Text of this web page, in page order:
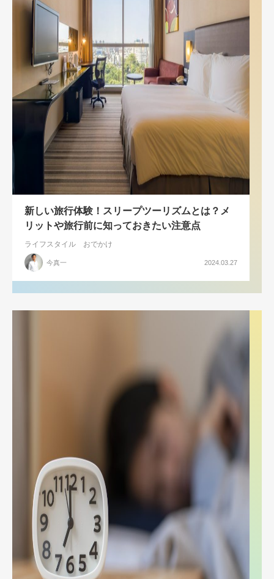
新しい旅行体験！スリープツーリズムとは？メ
リットや旅行前に知っておきたい注意点
ライフスタイル おでかけ
今真一 2024.03.27